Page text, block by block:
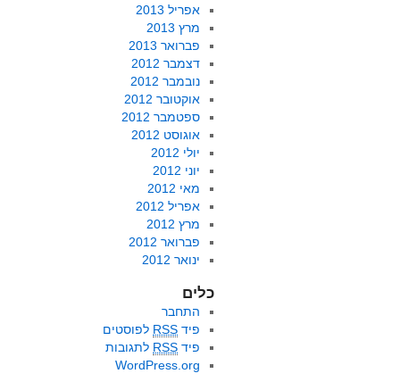
אפריל 2013
מרץ 2013
פברואר 2013
דצמבר 2012
נובמבר 2012
אוקטובר 2012
ספטמבר 2012
אוגוסט 2012
יולי 2012
יוני 2012
מאי 2012
אפריל 2012
מרץ 2012
פברואר 2012
ינואר 2012
כלים
התחבר
פיד RSS לפוסטים
פיד RSS לתגובות
WordPress.org